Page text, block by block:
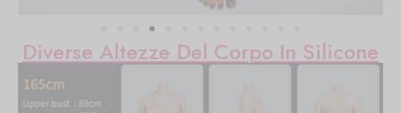
Diverse Altezze Del Corpo In Silicone